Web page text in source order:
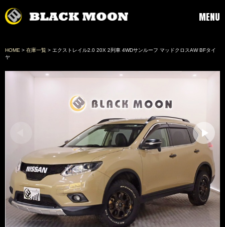
MENU
HOME > 在庫一覧 > エクストレイル2.0 20X 2列車 4WDサンルーフ マッドクロスAW BFタイ
ヤ